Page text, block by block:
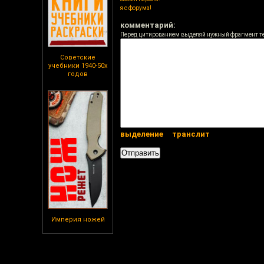
Советские
учебники 1940-50х
годов
Империя ножей
я с форума!
комментарий:
Перед цитированием выделяй нужный фрагмент
выделение транслит